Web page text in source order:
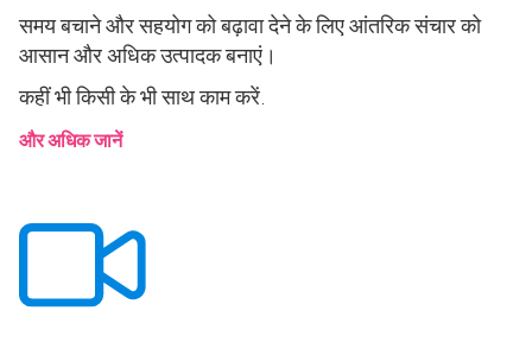
समय बचाने और सहयोग को बढ़ावा देने के लिए आंतरिक संचार को
आसान और अधिक उत्पादक बनाएं।
कहीं भी किसी के भी साथ काम करें.
और अधिक जानें